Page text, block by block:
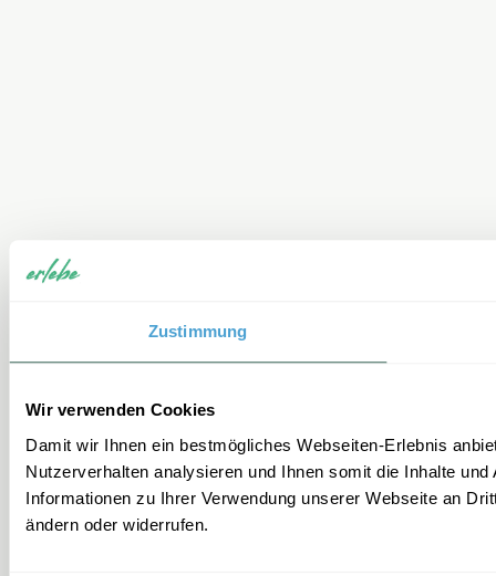
Zustimmung
Wir verwenden Cookies
Damit wir Ihnen ein bestmögliches Webseiten-Erlebnis
Nutzerverhalten analysieren und Ihnen somit die Inhalte
Informationen zu Ihrer Verwendung unserer Webseite an
ändern oder widerrufen.